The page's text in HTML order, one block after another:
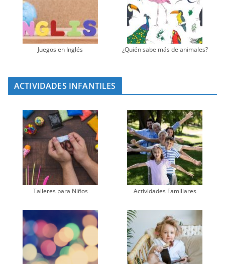
Juegos en Inglés ¿Quién sabe más de animales?
ACTIVIDADES INFANTILES
Talleres para Niños Actividades Familiares